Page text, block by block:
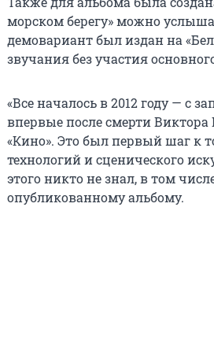
морском берегу» можно
демовариант был издан на
звучания без участия
«Все началось в 2012 году — с
впервые после смерти
«Кино». Это был первый шаг к
технологий и сценического
этого никто не знал, в том
опубликованному альбому.